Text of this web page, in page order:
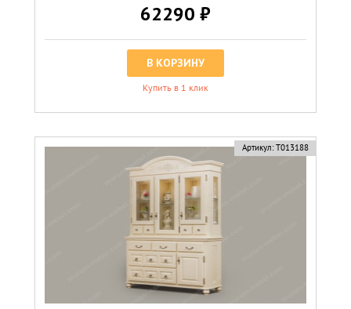
62290 ₽
В КОРЗИНУ
Купить в 1 клик
Артикул: Т013188